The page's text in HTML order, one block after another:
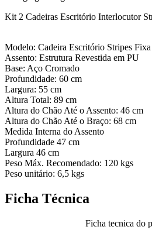
Kit 2 Cadeiras Escritório Interlocutor
Modelo: Cadeira Escritório Stripes
Assento: Estrutura Revestida em PU
Base: Aço Cromado
Profundidade: 60 cm
Largura: 55 cm
Altura Total: 89 cm
Altura do Chão Até o Assento: 46 cm
Altura do Chão Até o Braço: 68 cm
Medida Interna do Assento
Profundidade 47 cm
Largura 46 cm
Peso Máx. Recomendado: 120 kgs
Peso unitário: 6,5 kgs
Ficha Técnica
Ficha tecnica do